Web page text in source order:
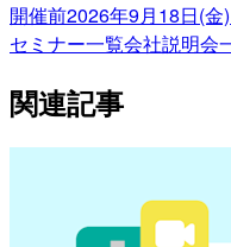
開催前2026年9月18日(金
セミナー一覧会社説明会
関連記事